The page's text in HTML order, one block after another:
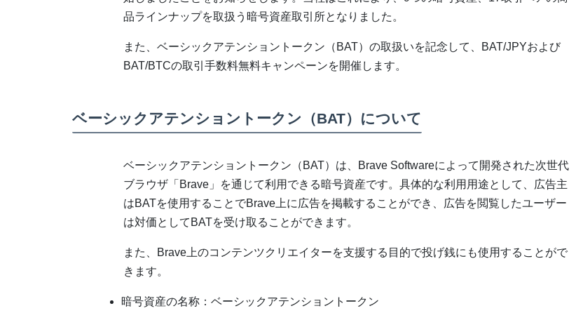
品ラインナップを取扱う暗号資産取引所となりました。
また、ベーシックアテンショントークン（BAT）の取扱いを記念して、BAT/JPYおよび
BAT/BTCの取引手数料無料キャンペーンを開催します。
ベーシックアテンショントークン（BAT）について
ベーシックアテンショントークン（BAT）は、Brave Softwareによって開発された次世代
ブラウザ「Brave」を通じて利用できる暗号資産です。具体的な利用用途として、広告主
はBATを使用することでBrave上に広告を掲載することができ、広告を閲覧したユーザー
は対価としてBATを受け取ることができます。
また、Brave上のコンテンツクリエイターを支援する目的で投げ銭にも使用することがで
きます。
暗号資産の名称：ベーシックアテンショントークン